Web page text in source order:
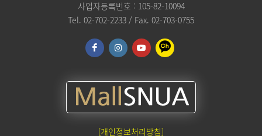
사업자등록번호 : 105-82-10094
Tel. 02-702-2233 / Fax. 02-703-0755
[개인정보처리방침]